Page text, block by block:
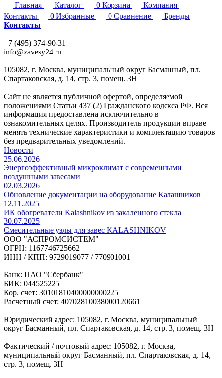
Главная
Каталог 0 Корзина
Компания
Контакты
0 Избранные 0 Сравнение
Бренды
Контакты
+7 (495) 374-90-31
info@zavesy24.ru
105082, г. Москва, муниципальный округ Басманный, пл.
Спартаковская, д. 14, стр. 3, помещ. 3Н
Сайт не является публичной офертой, определяемой
положениями Статьи 437 (2) Гражданского кодекса РФ. Вся
информация предоставлена исключительно в
ознакомительных целях. Производитель продукции вправе
менять технические характеристики и комплектацию товаров
без предварительных уведомлений.
Новости
25.06.2026
Энергоэффективный микроклимат с современными
воздушными завесами
02.03.2026
Обновление документации на оборудование Калашников
12.11.2025
ИК обогреватели Kalashnikov из закаленного стекла
30.07.2025
Cмесительные узлы для завес KALASHNIKOV
ООО "АСПРОМСИСТЕМ"
ОГРН: 1167746725662
ИНН / КПП: 9729019077 / 770901001
Банк: ПАО "Сбербанк"
БИК: 044525225
Кор. счет: 30101810400000000225
Расчетный счет: 40702810038000120661
Юридический адрес: 105082, г. Москва, муниципальный
округ Басманный, пл. Спартаковская, д. 14, стр. 3, помещ. 3Н
Фактический / почтовый адрес: 105082, г. Москва,
муниципальный округ Басманный, пл. Спартаковская, д. 14,
стр. 3, помещ. 3Н